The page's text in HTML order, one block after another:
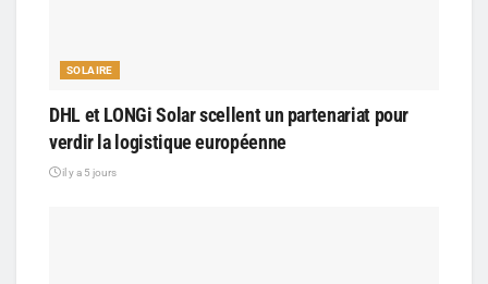
SOLAIRE
DHL et LONGi Solar scellent un partenariat pour
verdir la logistique européenne
il y a 5 jours